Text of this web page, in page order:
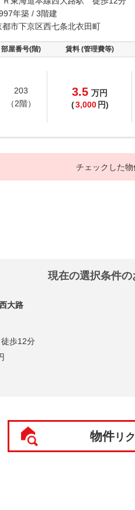
年築 / 3階建
都市下京区西七条北衣田町
部屋番号(階) 賃料 (管理費等)
203
（2階）
3.5 万円
(3,000 円)
チェックした物
現在の選択条件
大路
徒歩12分
物件リ